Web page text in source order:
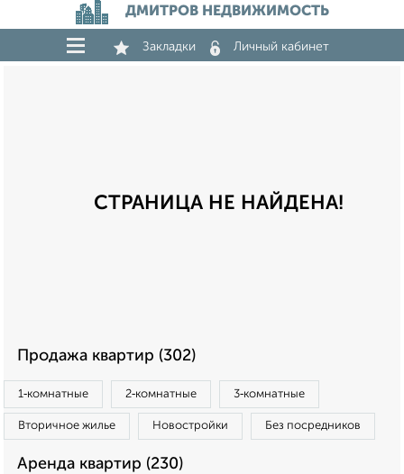
ДМИТРОВ НЕДВИЖИМОСТЬ
Закладки Личный кабинет
СТРАНИЦА НЕ НАЙДЕНА!
Продажа квартир (302)
1‑комнатные 2‑комнатные 3‑комнатные
Вторичное жилье Новостройки Без посредников
Аренда квартир (230)